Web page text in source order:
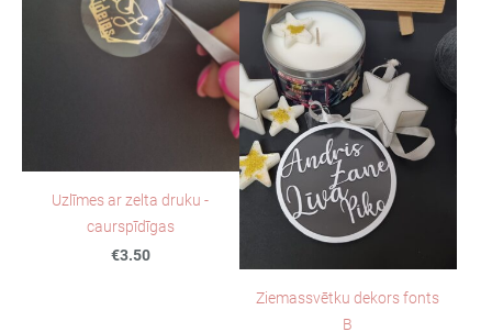
Uzlīmes ar zelta druku -
caurspīdīgas
€3.50
Ziemassvētku dekors fonts
B